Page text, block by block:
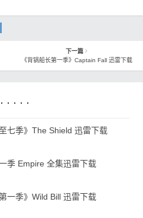
下一篇
《背锅船长第一季》Captain Fall 迅雷下载
· · ·
七季》The Shield 迅雷下载
季 Empire 全集迅雷下载
一季》Wild Bill 迅雷下载